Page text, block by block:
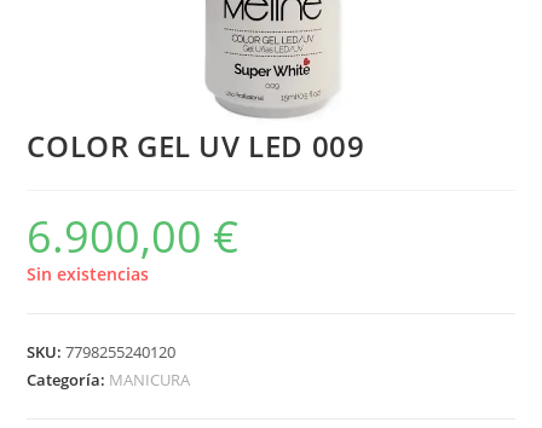
COLOR GEL UV LED 009
6.900,00 €
Sin existencias
SKU:7798255240120
Categoría: MANICURA